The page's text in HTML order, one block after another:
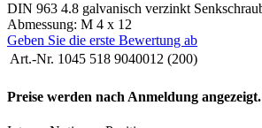
DIN 963 4.8 galvanisch verzinkt
Abmessung: M 4 x 12
Geben Sie die erste Bewertung ab
Art.-Nr. 1045 518 9040012 (200)
Preise werden nach Anmeldung angezeigt.